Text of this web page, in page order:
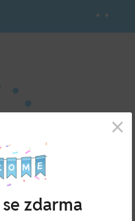
zdarma
×